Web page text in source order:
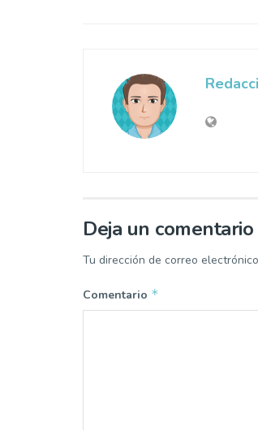
Deja un comentario
Tu dirección de correo
Comentario *